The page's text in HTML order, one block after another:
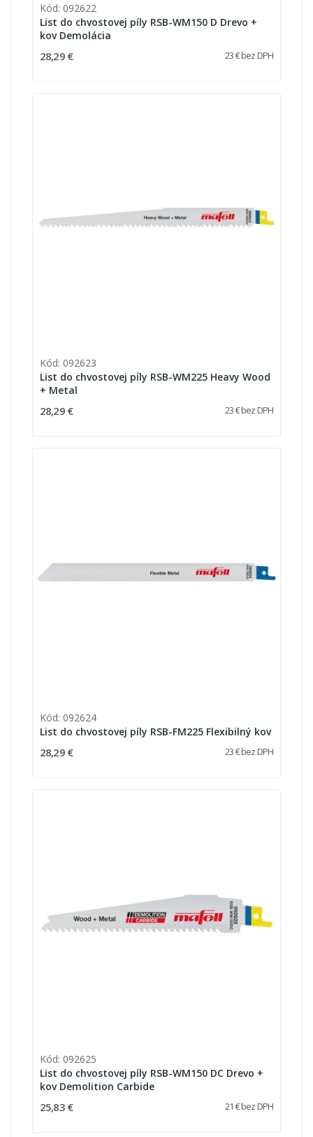
Kód: 092622
List do chvostovej píly RSB-WM150 D Drevo +
kov Demolácia
28,29 € 23 € bez DPH
Kód: 092623
List do chvostovej píly RSB-WM225 Heavy Wood
+ Metal
28,29 € 23 € bez DPH
Kód: 092624
List do chvostovej píly RSB-FM225 Flexibilný kov
28,29 € 23 € bez DPH
Kód: 092625
List do chvostovej píly RSB-WM150 DC Drevo +
kov Demolition Carbide
25,83 € 21 € bez DPH